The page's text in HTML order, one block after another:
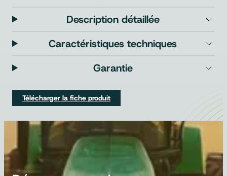
Description détaillée
Caractéristiques techniques
Garantie
Télécharger la fiche produit